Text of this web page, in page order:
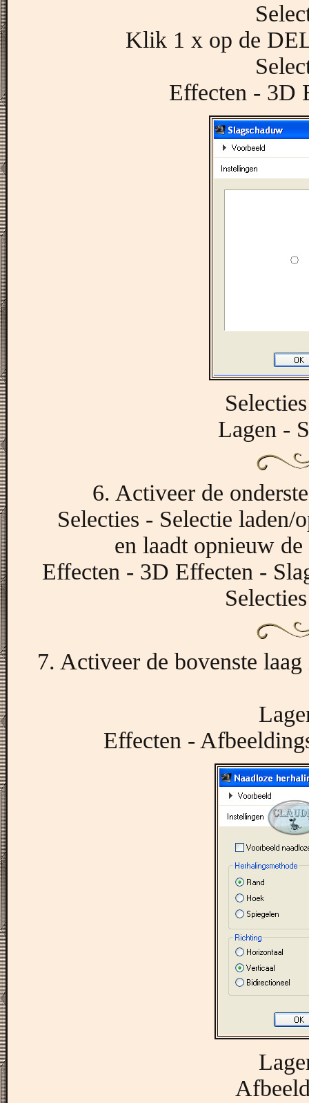
Klik 1 x op de
Effecten - 3D
Lagen -
6. Activeer de
Selecties - Selectie laden/
en laadt opnieuw
Effecten - 3D Effecten -
7. Activeer de bovenste
Effecten -